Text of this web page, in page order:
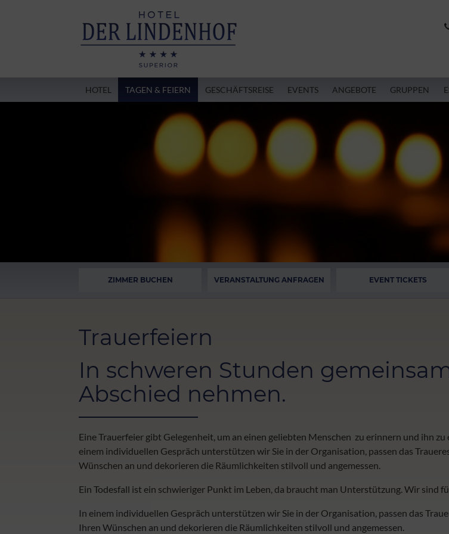
HOTEL TAGEN & FEIERN GESCHÄFTSREISE EVENTS ANGEBOTE GRUPPEN
ZIMMER BUCHEN VERANSTALTUNG ANFRAGEN EVENT TICKETS
Trauerfeiern
In schweren Stunden
Abschied nehmen.
Eine Trauerfeier gibt Gelegenheit, um an einen geliebten Menschen zu erinnern und ihn zu
einem individuellen Gespräch unterstützen wir Sie in der Organisation, passen das
Wünschen an und dekorieren die Räumlichkeiten stilvoll und angemessen.
Ein Todesfall ist ein schwieriger Punkt im Leben, da braucht man Unterstützung. Wir sind
In einem individuellen Gespräch unterstützen wir Sie in der Organisation, passen das
Ihren Wünschen an und dekorieren die Räumlichkeiten stilvoll und angemessen.